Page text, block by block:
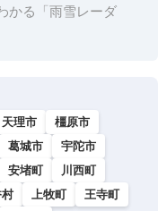
かる「雨雪レーダ
天理市
橿原市
葛城市
宇陀市
安堵町
川西町
上牧町
王寺町